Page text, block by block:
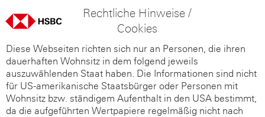
Rechtliche Hinweise /
Cookies
Diese Webseiten richten sich nur an Personen, die ihren
dauerhaften Wohnsitz in dem folgend jeweils
auszuwählenden Staat haben. Die Informationen sind nicht
für US-amerikanische Staatsbürger oder Personen mit
Wohnsitz bzw. ständigem Aufenthalt in den USA bestimmt,
da die aufgeführten Wertpapiere regelmäßig nicht nach